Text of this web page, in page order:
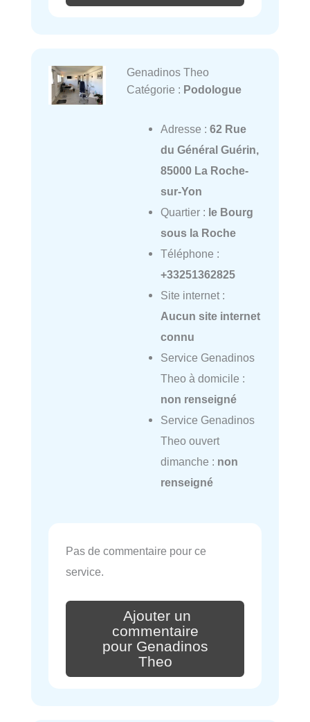
Genadinos Theo
Catégorie : Podologue
Adresse : 62 Rue
du Général Guérin,
85000 La Roche-
sur-Yon
Quartier : le Bourg
sous la Roche
Téléphone :
+33251362825
Site internet :
Aucun site internet
connu
Service Genadinos
Theo à domicile :
non renseigné
Service Genadinos
Theo ouvert
dimanche : non
renseigné
Pas de commentaire pour ce
service.
Ajouter un
commentaire
pour Genadinos
Theo